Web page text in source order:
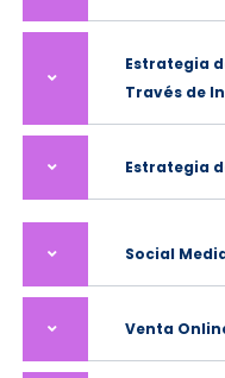
Estrategia
Través de
Estrategia
Social
Venta